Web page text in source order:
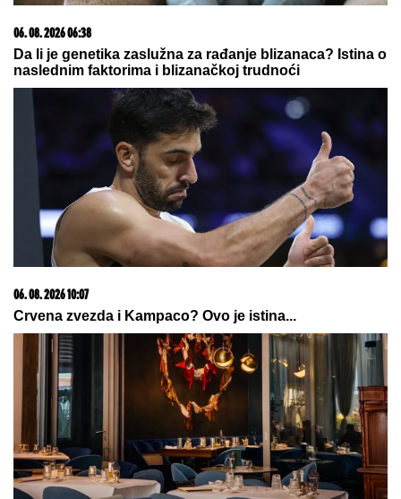
"NEĆE BITI KAO ONA KOJU PIŠU
OČAJNICE"Jovana Jeremić sprema
haos, o ovome će svi brujati:
Potkačila bivše i sve muškarce